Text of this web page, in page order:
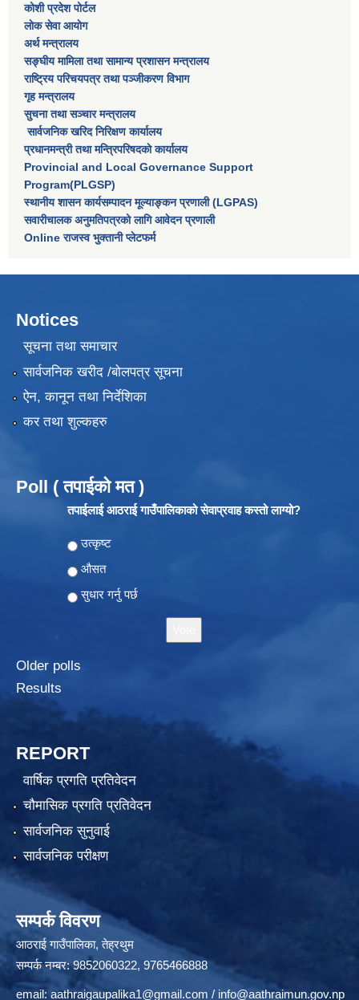
कोशी प्रदेश पोर्टल
लाेक सेवा आयाेग
अर्थ मन्त्रालय
सङ्घीय मामिला तथा सामान्य प्रशासन मन्त्रालय
राष्‍ट्रिय परिचयपत्र तथा पञ्‍जीकरण विभाग
गृह मन्त्रालय
सुचना तथा सञ्चार मन्त्रालय
सार्वजनिक खरिद निरिक्षण कार्यालय
प्रधानमन्त्री तथा मन्त्रिपरिषदकाे कार्यालय
Provincial and Local Governance Support
Program(PLGSP)
स्थानीय शासन कार्यसम्पादन मूल्याङ्कन प्रणाली (LGPAS)
सवारीचालक अनुमतिपत्रको लागि आवेदन प्रणाली
Online राजस्व भुक्तानी प्लेटफर्म
Notices
सूचना तथा समाचार
सार्वजनिक खरीद /बोलपत्र सूचना
ऐन, कानून तथा निर्देशिका
कर तथा शुल्कहरु
Poll ( तपाईको मत )
तपाईलाई आठराई गाउँपालिकाको सेवाप्रवाह कस्तो लाग्यो?
Choices
उत्कृष्ट
औसत
सुधार गर्नु पर्छ
Older polls
Results
REPORT
वार्षिक प्रगति प्रतिवेदन
चौमासिक प्रगति प्रतिवेदन
सार्वजनिक सुनुवाई
सार्वजनिक परीक्षण
सम्पर्क विवरण
आठराई गाउँपालिका, तेह्रथुम
सम्पर्क नम्बर: 9852060322, 9765466888
email: aathraigaupalika1@gmail.com / info@aathraimun.gov.np